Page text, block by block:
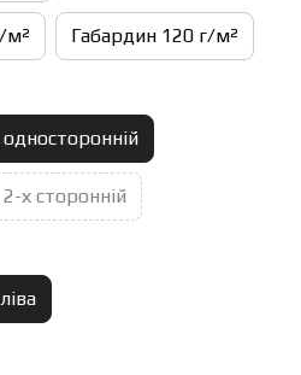
м² Габардин 120 г/м²
х сторонній